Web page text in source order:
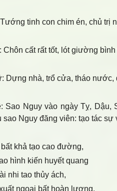
tinh con chim én, chủ trị
: Chôn cất rất tốt, lót giường bình
: Dựng nhà, trổ cửa, tháo
: Sao Nguy vào ngày Tỵ, Dậu,
sao Nguy đăng viên: tạo tác
khả tạo cao đường,
hình kiến huyết quang
nhi tao thủy ách,
ngoại bất hoàn lương.